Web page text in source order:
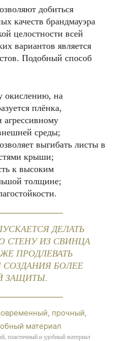
добиться
качеств брандмауэра
целостности всей
вариантов является
Подобный способ
окислению, на
плёнка,
агрессивному
среды;
выгибать листы в
крыши;
к высоким
толщине;
ДЕЛАТЬ
СТЕНУ ИЗ СВИНЦА
ПРОДЛЕВАТЬ
СОЗДАНИЯ БОЛЕЕ
ЗАЩИТЫ.
пластичный и удобный материал